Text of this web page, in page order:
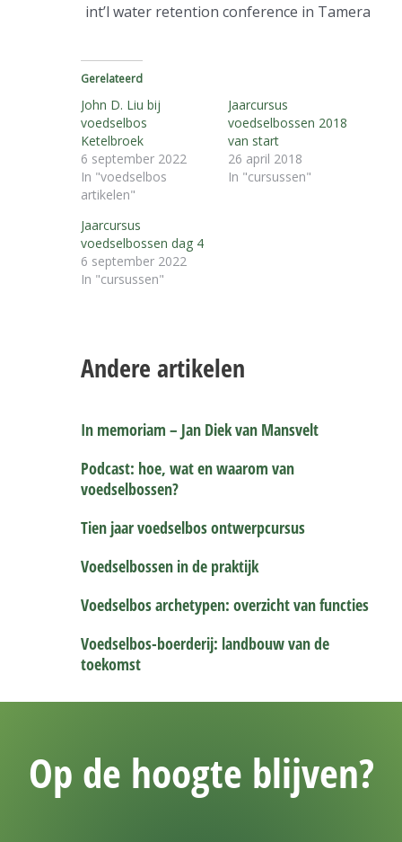
int’l water retention conference in Tamera
Gerelateerd
John D. Liu bij
voedselbos
Ketelbroek
6 september 2022
In "voedselbos
artikelen"
Jaarcursus
voedselbossen 2018
van start
26 april 2018
In "cursussen"
Jaarcursus
voedselbossen dag 4
6 september 2022
In "cursussen"
Andere artikelen
In memoriam – Jan Diek van Mansvelt
Podcast: hoe, wat en waarom van
voedselbossen?
Tien jaar voedselbos ontwerpcursus
Voedselbossen in de praktijk
Voedselbos archetypen: overzicht van functies
Voedselbos-boerderij: landbouw van de
toekomst
Op de hoogte blijven?